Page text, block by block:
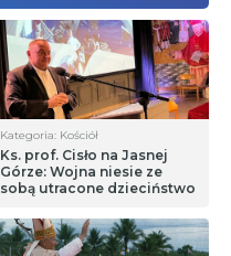
Kategoria: Kościół
Ks. prof. Cisło na Jasnej
Górze: Wojna niesie ze
sobą utracone dzieciństwo